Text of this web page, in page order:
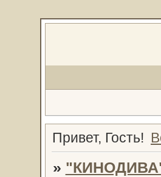
Привет, Гость!
» "КИНОДИВА"